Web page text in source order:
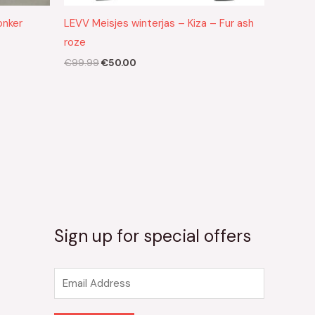
LEVV Meisjes winterjas – Kiza – Fur ash
roze
€99.99€50.00
Sign up for special offers
m